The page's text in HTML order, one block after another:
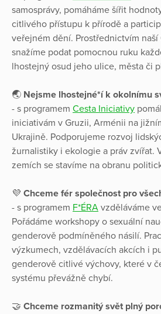
samosprávy, pomáháme šířit
citlivého přístupu k přírodě a
veřejném dění. Prostřednictvím
snažíme podat pomocnou ruku
lhostejný osud jeho ulice, města či
🌏 Nejsme lhostejné*í k okolnímu
- s programem Cesta Iniciativy
iniciativám v Gruzii, Arménii na
Ukrajině. Podporujeme rozvoj
žurnalistiky i ekologie a práv zvířat.
zemích se stavíme na obranu
💜 Chceme fér společnost pro
- s programem F*ÉRA vzděláváme
Pořádáme workshopy o sexuální
genderově podmíněného násilí.
výzkumech, vzdělávacích akcích i
genderově citlivé výchovy, které v
systému převážně chybí.
🤝 Chceme rozmanitý svět plný